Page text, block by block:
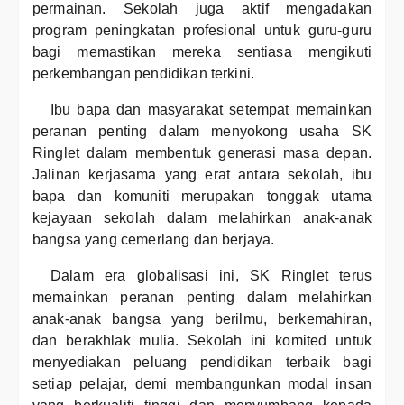
permainan. Sekolah juga aktif mengadakan
program peningkatan profesional untuk guru-guru
bagi memastikan mereka sentiasa mengikuti
perkembangan pendidikan terkini.
Ibu bapa dan masyarakat setempat memainkan
peranan penting dalam menyokong usaha SK
Ringlet dalam membentuk generasi masa depan.
Jalinan kerjasama yang erat antara sekolah, ibu
bapa dan komuniti merupakan tonggak utama
kejayaan sekolah dalam melahirkan anak-anak
bangsa yang cemerlang dan berjaya.
Dalam era globalisasi ini, SK Ringlet terus
memainkan peranan penting dalam melahirkan
anak-anak bangsa yang berilmu, berkemahiran,
dan berakhlak mulia. Sekolah ini komited untuk
menyediakan peluang pendidikan terbaik bagi
setiap pelajar, demi membangunkan modal insan